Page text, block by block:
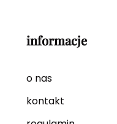
informacje
o nas
kontakt